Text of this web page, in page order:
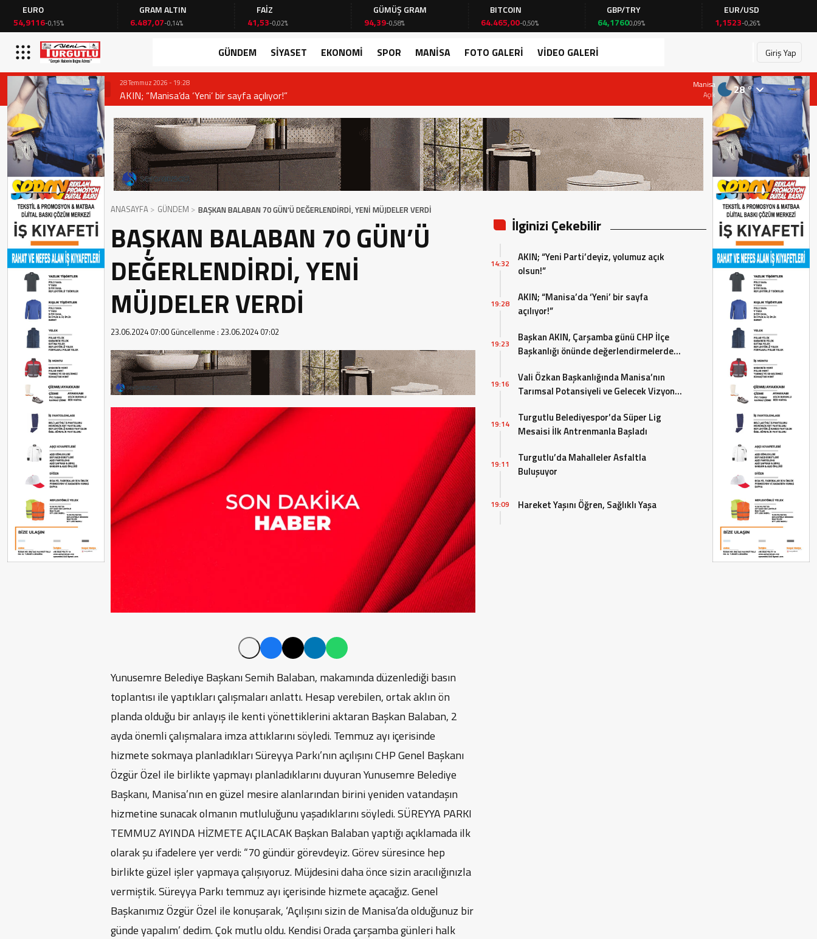
-0,50%
GÜNDEM SİYASET EKONOMİ SPOR MANİSA FOTO GALERİ VİDEO GALERİ Giriş Yap
28 Temmuz 2026 - 19:28
AKIN; “Manisa’da ‘Yeni’ bir sayfa açılıyor!”
28 Temmuz 2026 - 19:23
Başkan AKIN, Çarşamba günü CHP İlçe
Manisa
Açık 28 °
ANASAYFA GÜNDEM BAŞKAN BALABAN 70 GÜN’Ü DEĞERLENDİRDİ, YENİ MÜJDELER VERDİ
BAŞKAN BALABAN 70 GÜN’Ü
DEĞERLENDİRDİ, YENİ
MÜJDELER VERDİ
23.06.2024 07:00 Güncellenme : 23.06.2024 07:02
Yunusemre Belediye Başkanı Semih Balaban, makamında düzenlediği basın
toplantısı ile yaptıkları çalışmaları anlattı. Hesap verebilen, ortak aklın ön
planda olduğu bir anlayış ile kenti yönettiklerini aktaran Başkan Balaban, 2
ayda önemli çalışmalara imza attıklarını söyledi. Temmuz ayı içerisinde
hizmete sokmaya planladıkları Süreyya Parkı’nın açılışını CHP Genel Başkanı
Özgür Özel ile birlikte yapmayı planladıklarını duyuran Yunusemre Belediye
Başkanı, Manisa’nın en güzel mesire alanlarından birini yeniden vatandaşın
hizmetine sunacak olmanın mutluluğunu yaşadıklarını söyledi. SÜREYYA PARKI
TEMMUZ AYINDA HİZMETE AÇILACAK Başkan Balaban yaptığı açıklamada ilk
olarak şu ifadelere yer verdi: “70 gündür görevdeyiz. Görev süresince hep
birlikte güzel işler yapmaya çalışıyoruz. Müjdesini daha önce sizin aracılığınızla
vermiştik. Süreyya Parkı temmuz ayı içerisinde hizmete açacağız. Genel
Başkanımız Özgür Özel ile konuşarak, ‘Açılışını sizin de Manisa’da olduğunuz bir
günde yapalım’ dedim. Çok mutlu oldu. Kendisi Orada çarşamba günleri halk
İlginizi Çekebilir
AKIN; “Yeni Parti’deyiz, yolumuz açık
olsun!”
14:32
AKIN; “Manisa’da ‘Yeni’ bir sayfa
açılıyor!”
19:28
Başkan AKIN, Çarşamba günü CHP İlçe
Başkanlığı önünde değerlendirmelerde
19:23
Vali Özkan Başkanlığında Manisa’nın
Tarımsal Potansiyeli ve Gelecek Vizyonu
19:16
Turgutlu Belediyespor’da Süper Lig
Mesaisi İlk Antrenmanla Başladı
19:14
Turgutlu’da Mahalleler Asfaltla
Buluşuyor
19:11
Hareket Yaşını Öğren, Sağlıklı Yaşa
19:09